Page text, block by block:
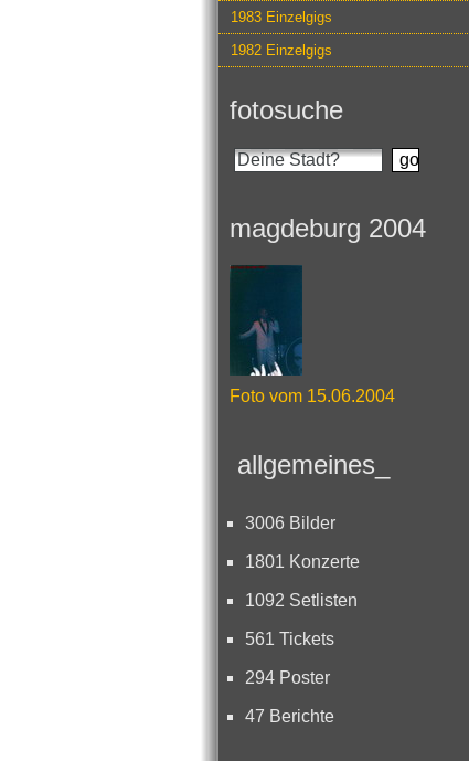
1983 Einzelgigs
1982 Einzelgigs
fotosuche
magdeburg 2004
Foto vom 15.06.2004
allgemeines_
3006 Bilder
1801 Konzerte
1092 Setlisten
561 Tickets
294 Poster
47 Berichte